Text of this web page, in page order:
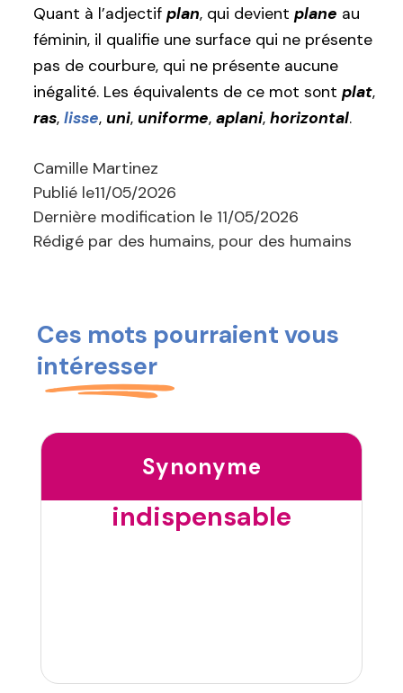
Quant à l’adjectif plan, qui devient plane au
féminin, il qualifie une surface qui ne présente
pas de courbure, qui ne présente aucune
inégalité. Les équivalents de ce mot sont plat,
ras, lisse, uni, uniforme, aplani, horizontal.
Camille Martinez
Publié le11/05/2026
Dernière modification le 11/05/2026
Rédigé par des humains, pour des humains
Ces mots pourraient vous
intéresser
Synonyme
indispensable